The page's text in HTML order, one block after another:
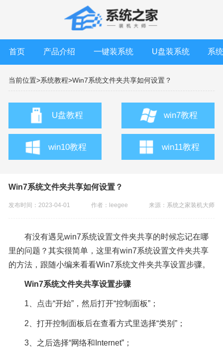
首页 产品介绍 一键装系统 U盘装系统 系
当前位置>系统教程>Win7系统文件夹共享如何设置？
U盘教程 win7教程
win10教程 win11教程
Win7系统文件夹共享如何设置？
发布时间：2023-04-01 作者：leegee 来源： 系统之家装机大师
有没有遇见win7系统设置文件夹共享的时候忘记在哪
里的问题？其实很简单，这里有win7系统设置文件夹共享
的方法，跟随小编来看看Win7系统文件夹共享设置步骤。
Win7系统文件夹共享设置步骤
1、点击“开始”，然后打开“控制面板”；
2、打开控制面板后在查看方式里选择“类别”；
3、之后选择“网络和Internet”；